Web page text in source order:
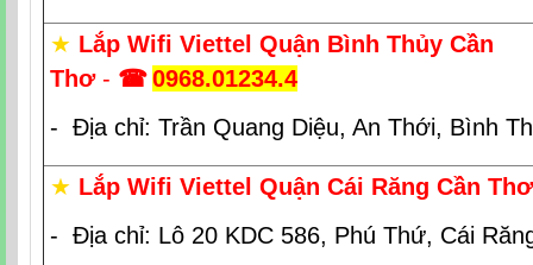
★ Lắp Wifi Viettel Quận Bình Thủy Cần
Thơ- ☎0968.01234.4
- Địa chỉ: Trần Quang Diệu, An Thới, Bình
★ Lắp Wifi Viettel Quận Cái Răng Cần Thơ
- Địa chỉ: Lô 20 KDC 586, Phú Thứ, Cái